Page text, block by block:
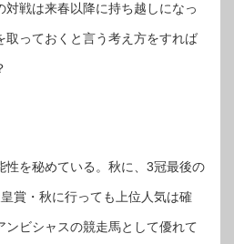
戦は来春以降に持ち越しになっ
取っておくと言う考え方をすれば
性を秘めている。秋に、3冠最後の
賞・秋に行っても上位人気は確
ンビシャスの競走馬として優れて